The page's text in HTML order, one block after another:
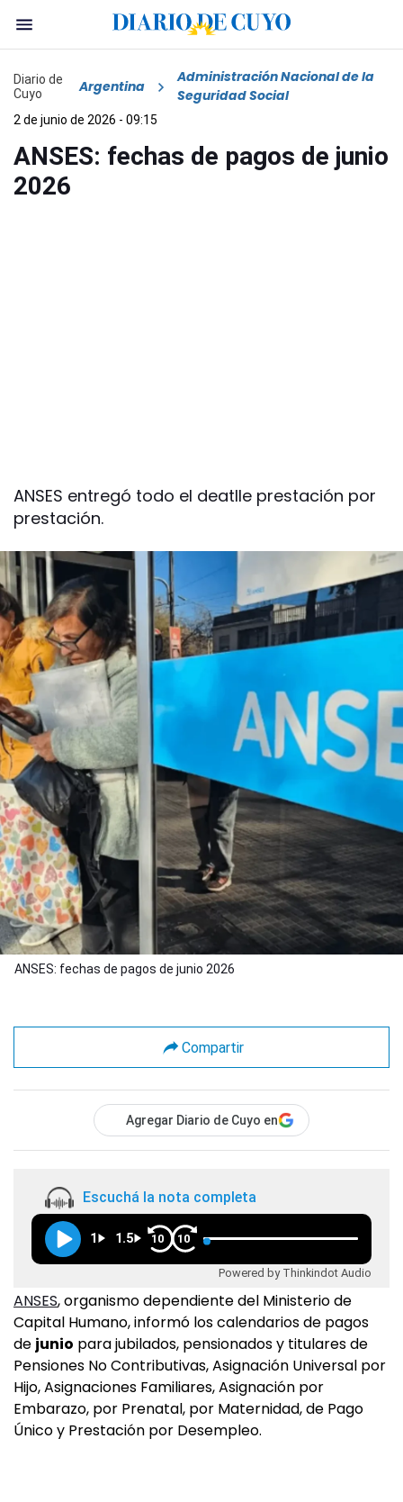
Diario de
Cuyo
Argentina
Administración Nacional de la
Seguridad Social
2 de junio de 2026 - 09:15
ANSES: fechas de pagos de junio
2026
ANSES entregó todo el deatlle prestación por
prestación.
ANSES: fechas de pagos de junio 2026
Compartir
Agregar Diario de Cuyo en
Escuchá la nota completa
1 1.5 10 10
Powered by Thinkindot Audio
ANSES, organismo dependiente del Ministerio de
Capital Humano, informó los calendarios de pagos
de junio para jubilados, pensionados y titulares de
Pensiones No Contributivas, Asignación Universal por
Hijo, Asignaciones Familiares, Asignación por
Embarazo, por Prenatal, por Maternidad, de Pago
Único y Prestación por Desempleo.